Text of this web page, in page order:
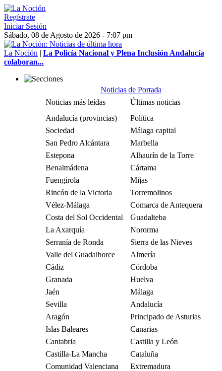
Regístrate
Iniciar Sesión
Sábado, 08 de Agosto de 2026 - 7:07 pm
La Noción | La Policía Nacional y Plena Inclusión Andalucía
colaboran...
Noticias de Portada
Noticias más leídas
Últimas noticias
Andalucía (provincias)
Política
Sociedad
Málaga capital
San Pedro Alcántara
Marbella
Estepona
Alhaurín de la Torre
Benalmádena
Cártama
Fuengirola
Mijas
Rincón de la Victoria
Torremolinos
Vélez-Málaga
Comarca de Antequera
Costa del Sol Occidental
Guadalteba
La Axarquía
Nororma
Serranía de Ronda
Sierra de las Nieves
Valle del Guadalhorce
Almería
Cádiz
Córdoba
Granada
Huelva
Jaén
Málaga
Sevilla
Andalucía
Aragón
Principado de Asturias
Islas Baleares
Canarias
Cantabria
Castilla y León
Castilla-La Mancha
Cataluña
Comunidad Valenciana
Extremadura